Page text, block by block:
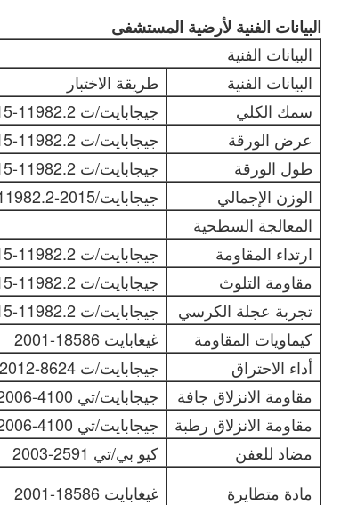
البيانات الفنية لأرضية المستشفى
البيانات الفنية
البيانات الفنية
طريقة الاختبار
سمك الكلي
جيجابايت/ت 11982.2-2015
عرض الورقة
جيجابايت/ت 11982.2-2015
طول الورقة
جيجابايت/ت 11982.2-2015
الوزن الإجمالي
جيجابايت/T11982.2-2015
المعالجة السطحية
ارتداء المقاومة
جيجابايت/ت 11982.2-2015
مقاومة التلوث
جيجابايت/ت 11982.2-2015
تجربة عجلة الكرسي
جيجابايت/ت 11982.2-2015
كيماويات المقاومة
غيغابايت 18586-2001
أداء الاحتراق
جيجابايت/ت 8624-2012
مقاومة الانزلاق جافة
جيجابايت/تي 4100-2006
مقاومة الانزلاق رطبة
جيجابايت/تي 4100-2006
مضاد للعفن
كيو بي/تي 2591-2003
مادة متطايرة
غيغابايت 18586-2001